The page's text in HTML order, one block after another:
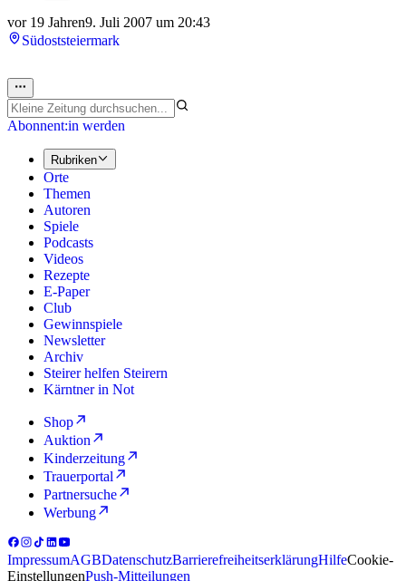
vor 19 Jahren9. Juli 2007 um 20:43
Südoststeiermark
Abonnent:in werden
Rubriken
Orte
Themen
Autoren
Spiele
Podcasts
Videos
Rezepte
E-Paper
Club
Gewinnspiele
Newsletter
Archiv
Steirer helfen Steirern
Kärntner in Not
Shop
Auktion
Kinderzeitung
Trauerportal
Partnersuche
Werbung
ImpressumAGBDatenschutzBarrierefreiheitserklärungHilfeCookie-
EinstellungenPush-Mitteilungen